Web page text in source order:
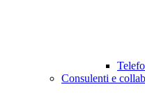
Consulenti e